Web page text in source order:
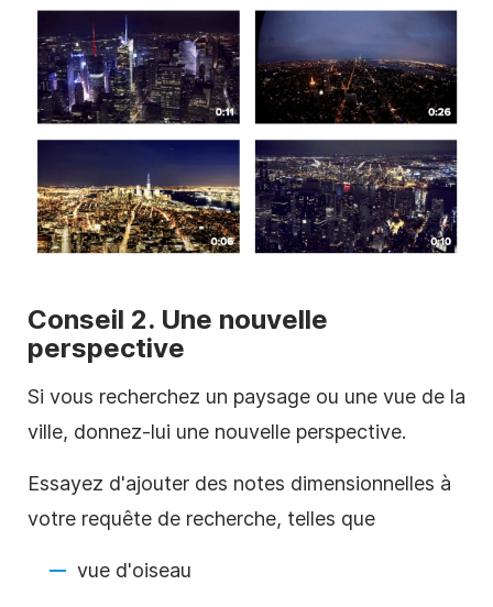
Conseil 2. Une nouvelle
perspective
Si vous recherchez un paysage ou une vue de la
ville, donnez-lui une nouvelle perspective.
Essayez d'ajouter des notes dimensionnelles à
votre requête de recherche, telles que
vue d'oiseau